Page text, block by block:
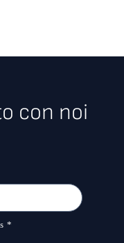
con noi